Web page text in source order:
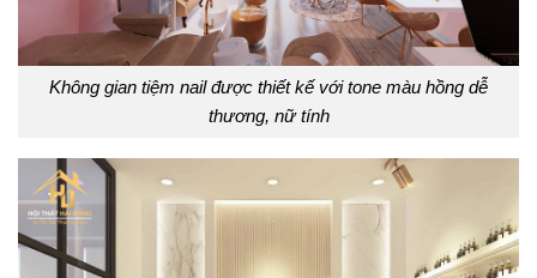
Không gian tiệm nail được thiết kế với tone màu hồng dễ
thương, nữ tính